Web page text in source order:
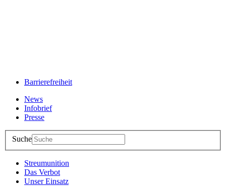
Barrierefreiheit
News
Infobrief
Presse
Suche
Streumunition
Das Verbot
Unser Einsatz